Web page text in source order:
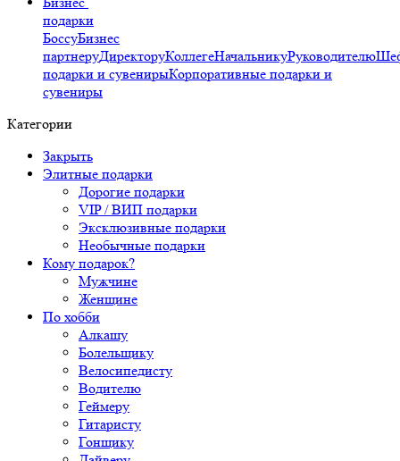
подарки
БоссуБизнес
партнеруДиректоруКоллегеНачальникуРуководителю
подарки и сувенирыКорпоративные подарки и
сувениры
Категории
Закрыть
Элитные подарки
Дорогие подарки
VIP / ВИП подарки
Эксклюзивные подарки
Необычные подарки
Кому подарок?
Мужчине
Женщине
По хобби
Алкашу
Болельщику
Велосипедисту
Водителю
Геймеру
Гитаристу
Гонщику